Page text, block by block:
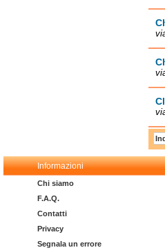
Informazioni
Chi siamo
F.A.Q.
Contatti
Privacy
Segnala un errore